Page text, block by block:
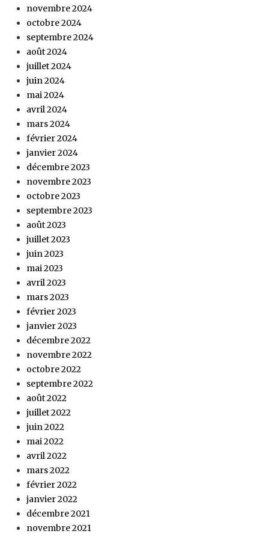
novembre 2024
octobre 2024
septembre 2024
août 2024
juillet 2024
juin 2024
mai 2024
avril 2024
mars 2024
février 2024
janvier 2024
décembre 2023
novembre 2023
octobre 2023
septembre 2023
août 2023
juillet 2023
juin 2023
mai 2023
avril 2023
mars 2023
février 2023
janvier 2023
décembre 2022
novembre 2022
octobre 2022
septembre 2022
août 2022
juillet 2022
juin 2022
mai 2022
avril 2022
mars 2022
février 2022
janvier 2022
décembre 2021
novembre 2021